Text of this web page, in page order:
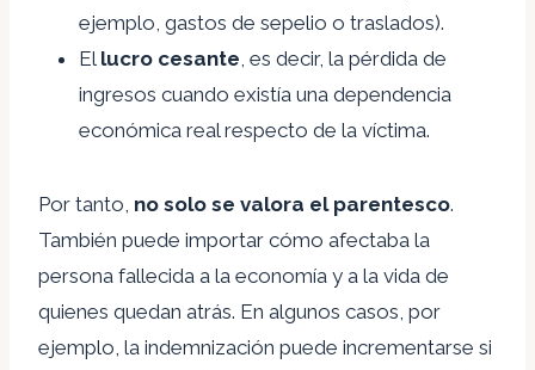
ejemplo, gastos de sepelio o traslados).
El lucro cesante, es decir, la pérdida de
ingresos cuando existía una dependencia
económica real respecto de la víctima.
Por tanto, no solo se valora el parentesco.
También puede importar cómo afectaba la
persona fallecida a la economía y a la vida de
quienes quedan atrás. En algunos casos, por
ejemplo, la indemnización puede incrementarse si